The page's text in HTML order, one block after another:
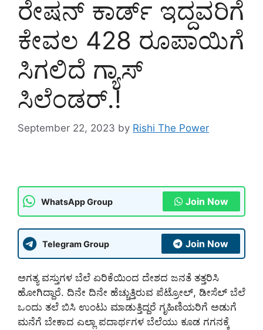
ರೇಷನ್ ಕಾರ್ಡ್ ಇದ್ದವರಿಗೆ
ಕೇವಲ 428 ರೂಪಾಯಿಗೆ
ಸಿಗಲಿದೆ ಗ್ಯಾಸ್
ಸಿಲೆಂಡರ್.!
September 22, 2023 by Rishi The Power
WhatsApp Group Join Now
Telegram Group Join Now
ಅಗತ್ಯ ವಸ್ತುಗಳ ಬೆಲೆ ಏರಿಕೆಯಿಂದ ದೇಶದ ಜನತೆ ತತ್ತರಿಸಿ
ಹೋಗಿದ್ದಾರೆ. ದಿನೇ ದಿನೇ ಹೆಚ್ಚುತ್ತಿರುವ ಪೆಟ್ರೋಲ್, ಡೀಸೆಲ್ ಬೆಲೆ
ಒಂದು ತಲೆ ಬಿಸಿ ಉಂಟು ಮಾಡುತ್ತಿದ್ದರೆ ಗೃಹಿಣಿಯರಿಗೆ ಅಡುಗೆ
ಮನೆಗೆ ಬೇಕಾದ ಎಲ್ಲಾ ಪದಾರ್ಥಗಳ ಬೆಲೆಯು ಕೂಡ ಗಗನಕ್ಕೆ